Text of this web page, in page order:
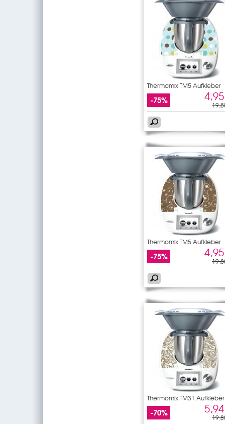
Thermomix TM5 Aufkleber
blau
-75%
Thermomix TM5 Aufkleber
-75%
Thermomix TM31 Aufkleber
-70%